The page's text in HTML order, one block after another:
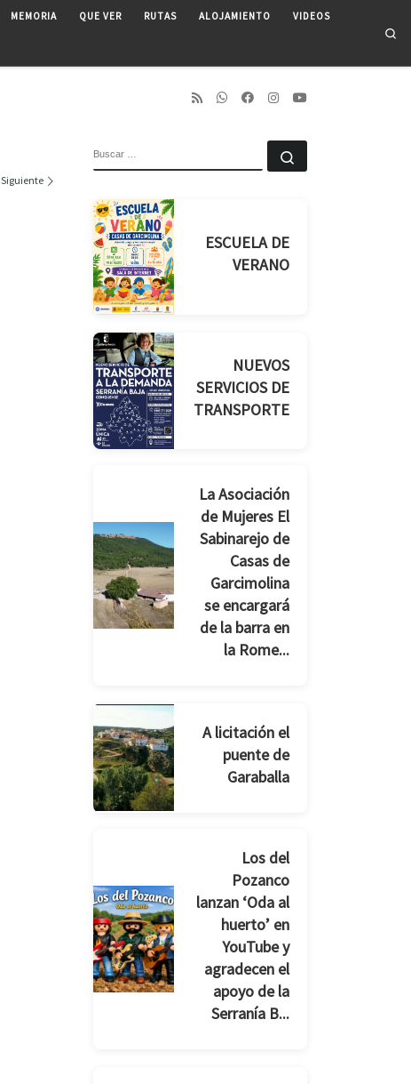
MEMORIA QUE VER RUTAS ALOJAMIENTO VIDEOS
Siguiente
ESCUELA DE
VERANO
NUEVOS
SERVICIOS DE
TRANSPORTE
La Asociación
de Mujeres El
Sabinarejo de
Casas de
Garcimolina
se encargará
de la barra en
la Rome...
A licitación el
puente de
Garaballa
Los del
Pozanco
lanzan ‘Oda al
huerto’ en
YouTube y
agradecen el
apoyo de la
Serranía B...